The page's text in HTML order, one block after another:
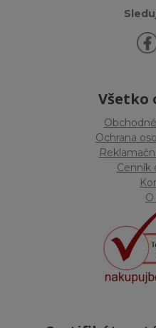
Všetko
Ochrana
Cenník